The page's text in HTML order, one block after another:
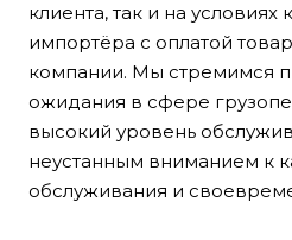
клиента, так и на условиях
импортёра с оплатой
компании. Мы стремимся
ожидания в сфере
высокий уровень
неустанным вниманием к
обслуживания и